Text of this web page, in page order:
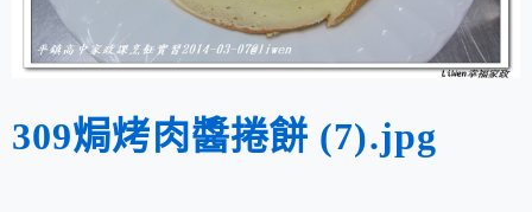
309焗烤肉醬捲餅 (7).jpg